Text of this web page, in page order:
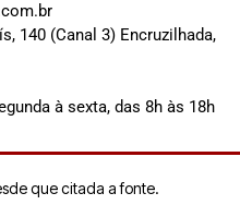
140 (Canal 3) Encruzilhada,
à sexta, das 8h às 18h
que citada a fonte.